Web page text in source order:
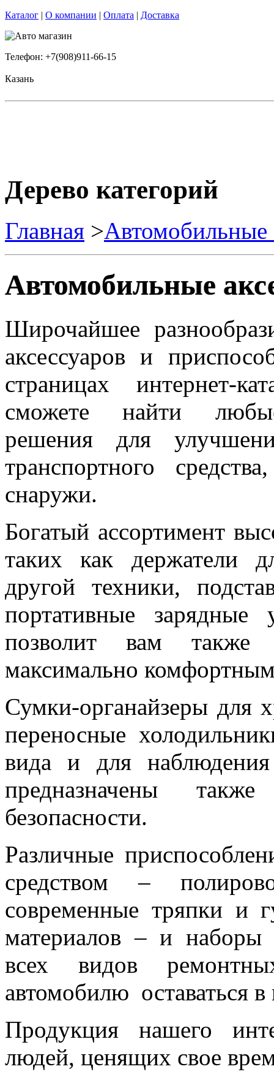
Каталог | О компании | Оплата | Доставка
Телефон: +7(908)911-66-15
Казань
Дерево категорий
Главная >Автомобильные
Автомобильные
Широчайшее
аксессуаров и
страницах интернет-
сможете найти любые
решения для
транспортного
снаружи.
Богатый ассортимент
таких как держатели
другой техники,
портативные зарядные
позволит вам также
максимально
Сумки-органайзеры для
переносные
вида и для
предназначены
безопасности.
Различные
средством –
современные тряпки и
материалов – и наборы
всех видов
автомобилю оставаться
Продукция нашего
людей, ценящих свое